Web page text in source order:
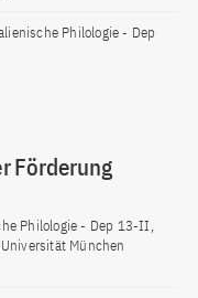
Philologie - Dep
Förderung
Philologie - Dep 13-II,
München